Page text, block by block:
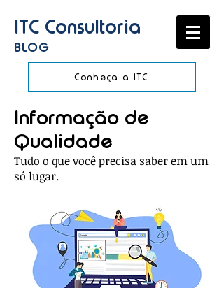
ITC Consultoria
BLOG
Conheça a ITC
Informação de
Qualidade
Tudo o que você precisa saber em um
só lugar.